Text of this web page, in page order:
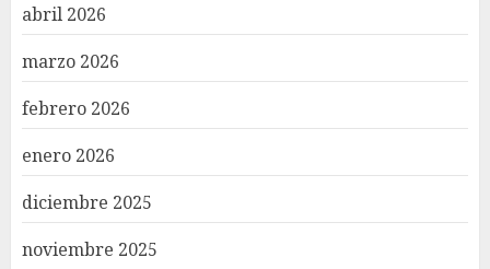
abril 2026
marzo 2026
febrero 2026
enero 2026
diciembre 2025
noviembre 2025